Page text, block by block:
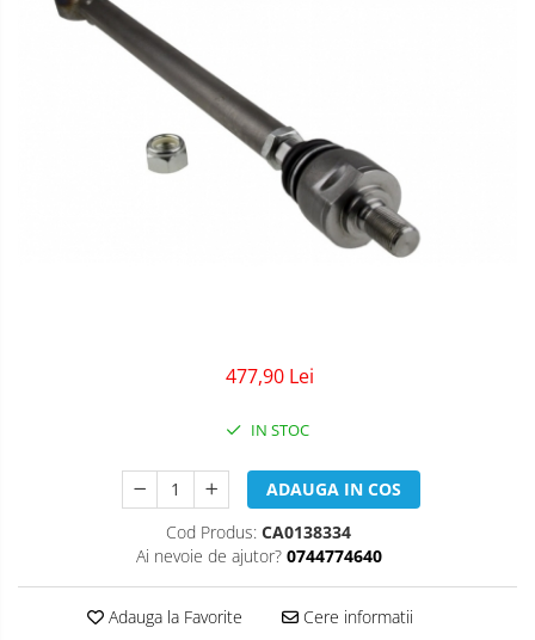
477,90 Lei
IN STOC
ADAUGA IN COS
Cod Produs: CA0138334
Ai nevoie de ajutor? 0744774640
Adauga la Favorite Cere informatii